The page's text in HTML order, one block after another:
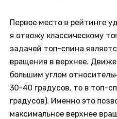
Первое место в рейтинге
я отвожу классическому
задачей топ-спина
вращения в верхнее.
большим углом
30-40 градусов, то в топ-
градусов). Именно это
максимальное верхнее